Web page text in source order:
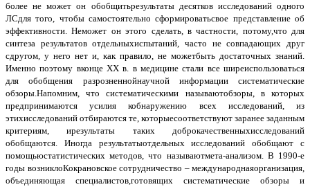
более не может он обобщитьрезультаты десятков исследований одного
ЛСдля того, чтобы самостоятельно сформироватьсвое представление об
эффективности. Неможет он этого сделать, в частности, потому,что для
синтеза результатов отдельныхиспытаний, часто не совпадающих друг
сдругом, у него нет и, как правило, не можетбыть достаточных знаний.
Именно поэтому вконце ХХ в. в медицине стали все ширеиспользоваться
для обобщения разрозненнойнаучной информации систематические
обзоры.Напомним, что систематическими называютобзоры, в которых
предпринимаются усилия кобнаружению всех исследований, из
этихисследований отбираются те, которыесоответствуют заранее заданным
критериям, ирезультаты таких доброкачественныхисследований
обобщаются. Иногда результатыотдельных исследований обобщают с
помощьюстатистических методов, что называютмета-анализом. В 1990-е
годы возниклоКокрановское сотрудничество – международнаяорганизация,
объединяющая специалистов,готовящих систематические обзоры и